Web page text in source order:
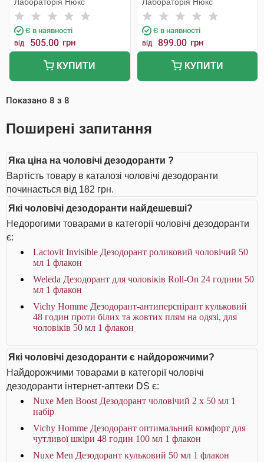
Є в наявності
від 505.00 грн
КУПИТИ
Є в наявності
від 899.00 грн
КУПИТИ
Показано 8 з 8
Поширені запитання
Яка ціна на чоловічі дезодоранти ?
Вартість товару в каталозі чоловічі дезодоранти
починається від 182 грн.
Які чоловічі дезодоранти найдешевші?
Недорогими товарами в категорії чоловічі дезодоранти
є:
Lactovit Invisible Дезодорант роликовий чоловічий 50
мл 1 флакон
Weleda Дезодорант для чоловіків Roll-On 24 години 50
мл 1 флакон
Vichy Homme Дезодорант-антиперспірант кульковий
48 годин проти білих та жовтих плям на одязі, для
чоловіків 50 мл 1 флакон
Які чоловічі дезодоранти є найдорожчими?
Найдорожчими товарами в категорії чоловічі
дезодоранти інтернет-аптеки DS є:
Nuxe Men Boost Дезодорант чоловічий 2 х 50 мл 1
набір
Vichy Homme Дезодорант оптимальний комфорт для
чутливої шкіри 48 годин 100 мл 1 флакон
Nuxe Men Дезодорант кульковий 50 мл 1 флакон